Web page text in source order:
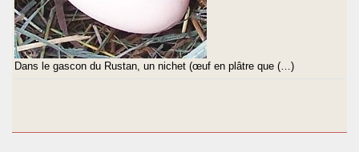
Dans le gascon du Rustan, un nichet (œuf en plâtre que (…)